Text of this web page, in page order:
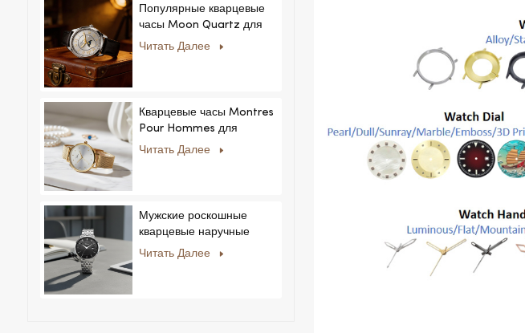
Популярные кварцевые
часы Moon Quartz для
бизнеса, простые и
Читать Далее
Кварцевые часы Montres
Pour Hommes для
мужчин и женщин,
стразами, новый
специальный циферблат.
Читать Далее
Мужские роскошные
кварцевые наручные
часы с ремешком из
Читать Далее